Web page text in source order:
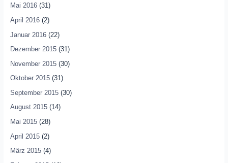
Mai 2016(31)
April 2016(2)
Januar 2016(22)
Dezember 2015(31)
November 2015(30)
Oktober 2015(31)
September 2015(30)
August 2015(14)
Mai 2015(28)
April 2015(2)
März 2015(4)